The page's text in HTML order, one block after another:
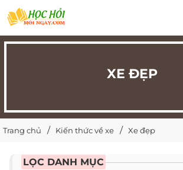
XE ĐẸP
Trang chủ Kiến thức về xe Xe đẹp
LỌC DANH MỤC